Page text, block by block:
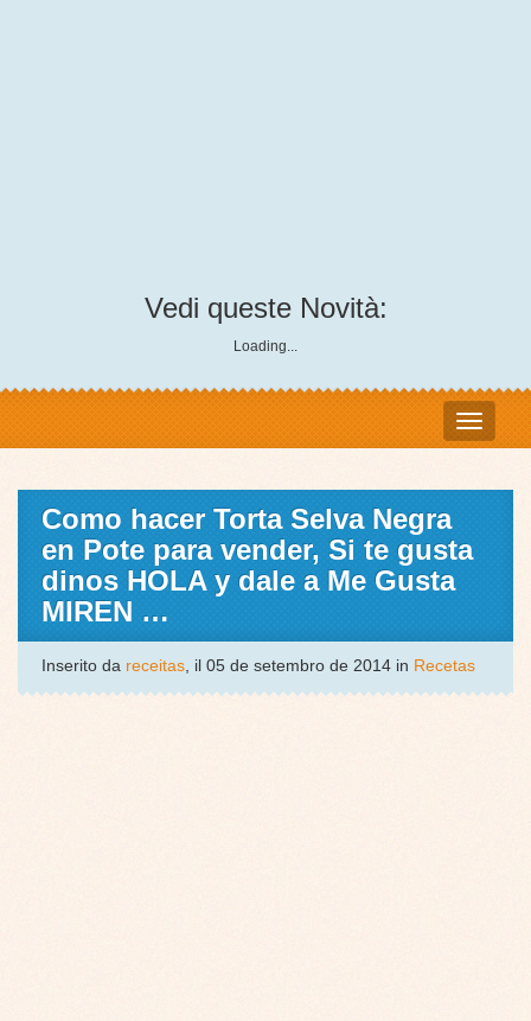
Vedi queste Novità:
Loading...
Como hacer Torta Selva Negra
en Pote para vender, Si te gusta
dinos HOLA y dale a Me Gusta
MIREN …
Inserito da receitas, il 05 de setembro de 2014 in Recetas